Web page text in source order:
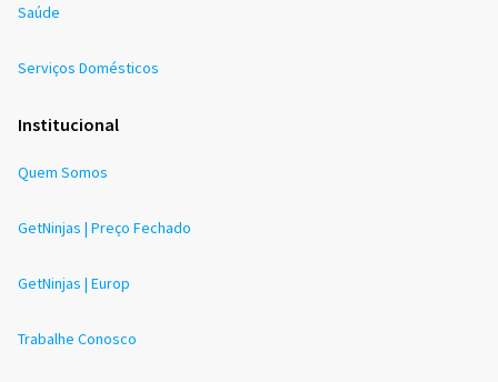
Saúde
Serviços Domésticos
Institucional
Quem Somos
GetNinjas | Preço Fechado
GetNinjas | Europ
Trabalhe Conosco